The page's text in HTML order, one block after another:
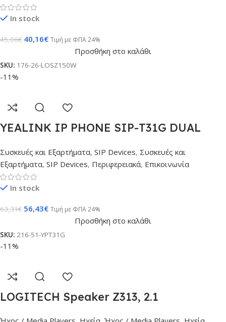
In stock
45,06€ 40,16€ Τιμή με ΦΠΑ 24%
Προσθήκη στο καλάθι
SKU: 176-26-LOSZ150W
-11%
YEALINK IP PHONE SIP-T31G DUAL
Συσκευές και Εξαρτήματα, SIP Devices, Συσκευές και
Εξαρτήματα, SIP Devices, Περιφερειακά, Επικοινωνία
In stock
63,31€ 56,43€ Τιμή με ΦΠΑ 24%
Προσθήκη στο καλάθι
SKU: 216-51-YPT31G
-11%
LOGITECH Speaker Z313, 2.1